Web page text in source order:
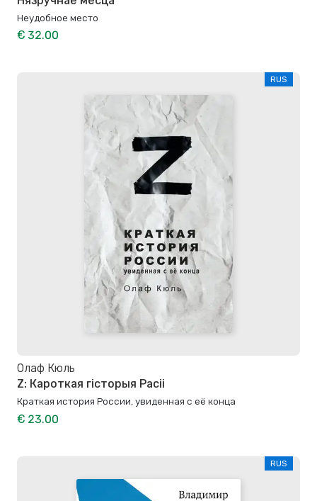
Неудобное место
€ 32.00
RUS
Олаф Кюль
Z: Кароткая гісторыя Расіі
Краткая история России, увиденная с её конца
€ 23.00
RUS